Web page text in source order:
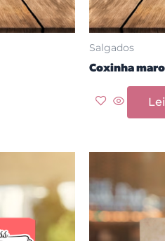
Salgados
Coxinha